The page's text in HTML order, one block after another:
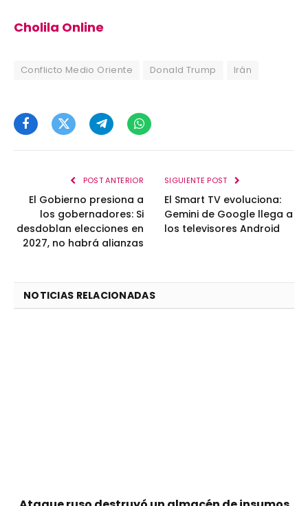
Cholila Online
Conflicto Medio Oriente Donald Trump Irán
FacebookTwitterTelegramWhatsApp
POST ANTERIOR
El Gobierno presiona a
los gobernadores: Si
desdoblan elecciones en
2027, no habrá alianzas
SIGUIENTE POST
El Smart TV evoluciona:
Gemini de Google llega a
los televisores Android
NOTICIAS RELACIONADAS